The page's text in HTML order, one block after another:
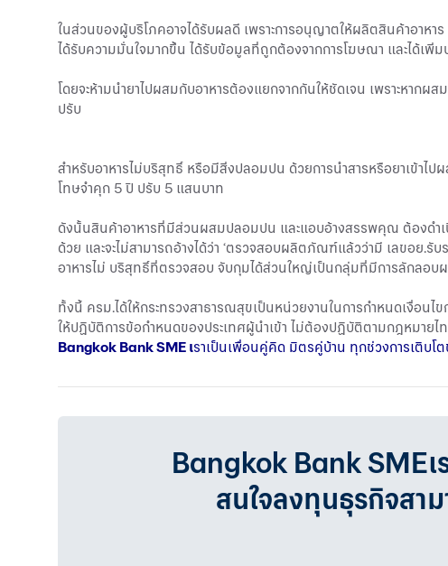
ในส่วนของผู้บริโภคอาจได้รับผลดี เพราะการอนุญาตให้ผลิตสินค้าอาหา
ได้รับความมั่นใจมากขึ้น ได้รับข้อมูลที่ถูกต้องจากการโฆษณา และได้เพิ่
โดยจะห้ามนำยาไปผสมกับอาหารต้องแยกจากกันให้ชัดเจน เพราะหา
ปรับ
สำหรับอาหารไม่บริสุทธิ์ หรือมีสิ่งปลอมปน ด้วยการนำสารหรือยาเข้า
โทษจำคุก 5 ปี ปรับ 5 แสนบาท
ดังนั้นสินค้าอาหารที่มีส่วนผสมปลอมปน และแอบอ้างสรรพคุณ ต้องดำ
ด้วย และจะไม่สามารถอ้างได้ว่า ‘ตรวจสอบผลิตภัณฑ์แล้วว่ามี เลขอย.
อาหารไม่ บริสุทธิ์ที่ตรวจสอบ จับกุมได้ส่วนใหญ่เป็นกลุ่มที่มีการลักลอบ
ทั้งนี้ ครม.ได้ให้กระทรวงสาธารณสุขเป็นหน่วยงานในการกำหนดเงื่อ
ให้ปฏิบัติการข้อกำหนดของประเทศผู้นำเข้า ไม่ต้องปฏิบัติตามกฎหมาย
Bangkok Bank SME เราเป็นเพื่อนคู่คิด มิตรคู่บ้าน ทุกช่วงการเติบโ
Bangkok Bank SMEเ
สนใจลงทุนธุรกิจสา